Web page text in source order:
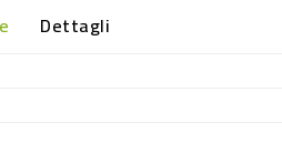
Dettagli